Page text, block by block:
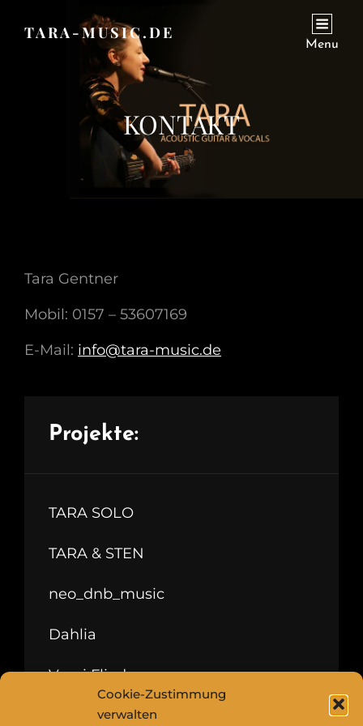
Cookie-Zustimmung
verwalten
TARA-MUSIC.DE
Menu
KONTAKT
Tara Gentner
Mobil: 0157 – 53607169
E-Mail: info@tara-music.de
Projekte:
TARA SOLO
TARA & STEN
neo_dnb_music
Dahlia
Vroni Flieder